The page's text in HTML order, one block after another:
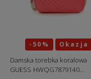
-50% Okazja
Damska torebka koralowa
GUESS HWQG7879140